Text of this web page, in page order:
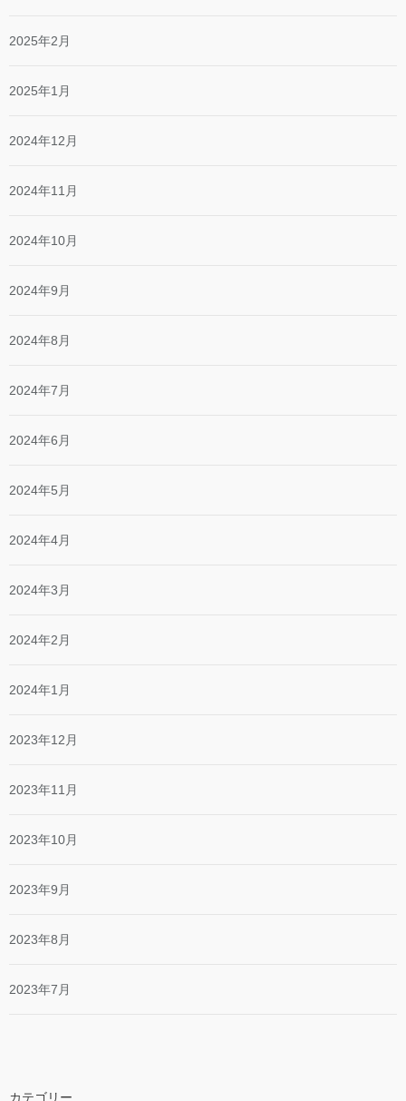
2025年2月
2025年1月
2024年12月
2024年11月
2024年10月
2024年9月
2024年8月
2024年7月
2024年6月
2024年5月
2024年4月
2024年3月
2024年2月
2024年1月
2023年12月
2023年11月
2023年10月
2023年9月
2023年8月
2023年7月
カテゴリー